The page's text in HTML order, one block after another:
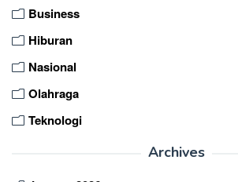
Business
Hiburan
Nasional
Olahraga
Teknologi
Archives